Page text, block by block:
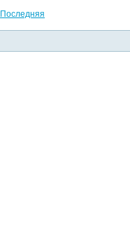
Последняя